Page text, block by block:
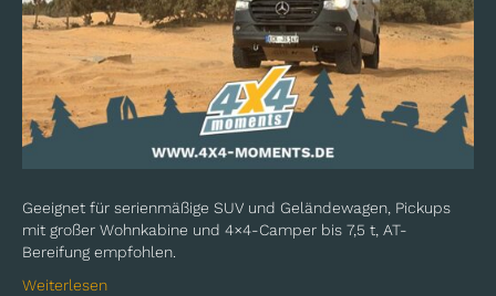
Geeignet für serienmäßige SUV und Geländewagen, Pickups
mit großer Wohnkabine und 4×4-Camper bis 7,5 t, AT-
Bereifung empfohlen.
Weiterlesen